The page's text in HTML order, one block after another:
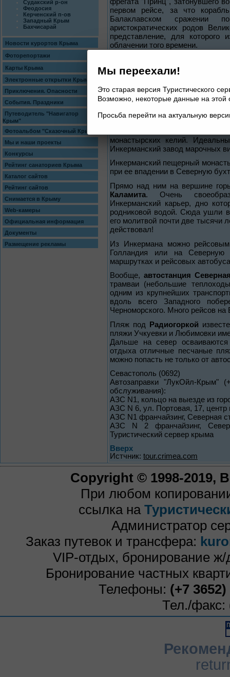
Судакский р-он
Феодосия
Керченский п-ов
Западный Крым
Бахчисарай
Новости курортов Крыма
Фоторепортажи
Карты Крыма
Электронные открытки Крыма
Приключения. Опасности
События. Праздники
Путеводитель "Навигатор
Крым"
Фотоальбом "Сказочный Крым"
Мы и наши проекты
Конкурсы
Рейтинг санаториев Крыма
Каталог сайтов
Рейтинг сайтов
Снимается в Крыму
Web-камеры
Официальная информация
Документы
Размещение рекламы
первом рейсе, за что
Балаклавском сражении
аристократических родов
представление, для которого
облачении того времени.
Южнобережье. Эти места
жару и защищенность от ветров.
Инкерман, Северная,
Инкерман - город на землях
облицовочному материалу:
монастырских келий.
Инкерманский завод марочных
Инкерманский пещерный
при ее впадении в Северную
Прямо над ним на вершине
Каламита. Очень
Инкерманский карьер, дно
родниковой водой. Сюда ушли
его молитвой почти две тысячи
действовал!
Из Инкермана можно рейсовым
Голландия или на Северную
маршрутках и рейсовых
Вообще, автостанция
трамваи (небольшие
одним из крупнейших
вдоль всего Западного
Черноморского. Много рейсов
Пляж под
Радиогоркой
пляжи Учкуевки и Любимовки
Дальше на север
отдыха отличные песчаные
можно попасть не только от
Севастополь (0692)
Автозаправки "ЛукОйл-Крым"
обслуживания):
АЗС N1, кольцо на выезде из
АЗС N 6, ул. Портовая, 17, центр
АЗС N1 франчайзинг, Северная
АЗС N 2 франчайзинг,
Туристический сервер крыма
Вверх
Истчник: tour.crimea.com
Мы переехали!
Это старая версия Туристического
Возможно, некоторые данные на этой
Просьба перейти на актуальную
Copyright © 1998-2019,
При любом
ссылка на
Администратор
Заказ путевок и трансфера:
VIP-отдых, бронирование
Бронирование частных
Телефоны: (+7
Тел./факс: